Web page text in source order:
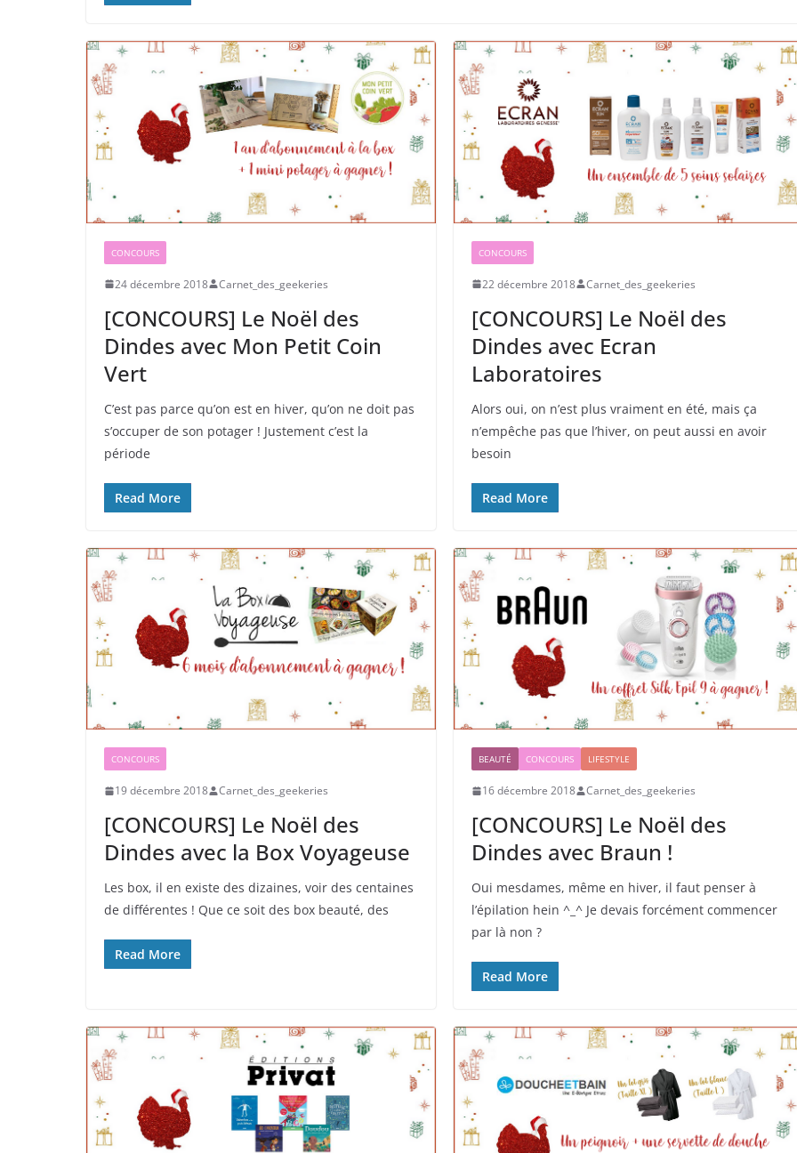
CONCOURS
24 décembre 2018 Carnet_des_geekeries
[CONCOURS] Le Noël des
Dindes avec Mon Petit Coin
Vert
C’est pas parce qu’on est en hiver, qu’on ne doit pas
s’occuper de son potager ! Justement c’est la
période
Read More
CONCOURS
22 décembre 2018 Carnet_des_geekeries
[CONCOURS] Le Noël des
Dindes avec Ecran
Laboratoires
Alors oui, on n’est plus vraiment en été, mais ça
n’empêche pas que l’hiver, on peut aussi en avoir
besoin
Read More
CONCOURS
19 décembre 2018 Carnet_des_geekeries
[CONCOURS] Le Noël des
Dindes avec la Box Voyageuse
Les box, il en existe des dizaines, voir des centaines
de différentes ! Que ce soit des box beauté, des
Read More
BEAUTÉ CONCOURS LIFESTYLE
16 décembre 2018 Carnet_des_geekeries
[CONCOURS] Le Noël des
Dindes avec Braun !
Oui mesdames, même en hiver, il faut penser à
l’épilation hein ^_^ Je devais forcément commencer
par là non ?
Read More